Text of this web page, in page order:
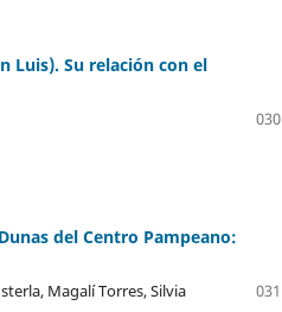
Luis). Su relación con el
030
del Centro Pampeano:
Magalí Torres, Silvia
031